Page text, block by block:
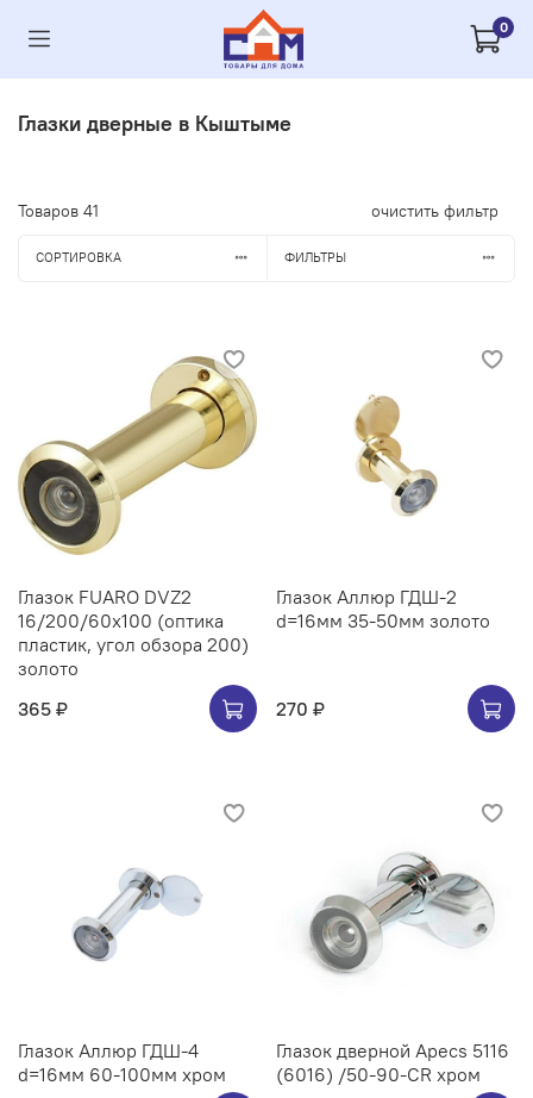
0
Глазки дверные в Кыштыме
Товаров 41 очистить фильтр
СОРТИРОВКА ФИЛЬТРЫ
Глазок FUARO DVZ2
16/200/60x100 (оптика
пластик, угол обзора 200)
золото
365 ₽
Глазок Аллюр ГДШ-2
d=16мм 35-50мм золото
270 ₽
Глазок Аллюр ГДШ-4
d=16мм 60-100мм хром
Глазок дверной Apecs 5116
(6016) /50-90-CR хром